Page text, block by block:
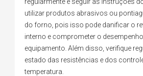
utilizar produtos abrasivos ou
do forno, pois isso pode danificar o
interno e comprometer o
equipamento. Além disso, verifique
estado das resistências e dos
temperatura.